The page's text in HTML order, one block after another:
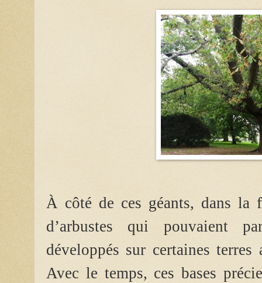
À côté de ces géants, dans la
d’arbustes qui pouvaient
développés sur certaines
Avec le temps, ces bases